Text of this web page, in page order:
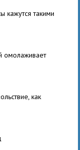
кажутся такими
омолаживает
как